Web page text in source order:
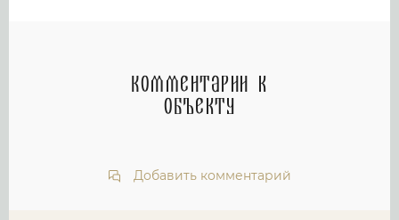
Комментарии к
объекту
Добавить комментарий